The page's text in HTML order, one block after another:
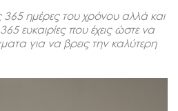
365 ημέρες του χρόνου αλλά και
ευκαιρίες που έχεις ώστε να
για να βρεις την καλύτερη